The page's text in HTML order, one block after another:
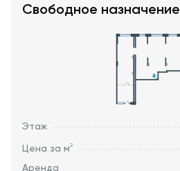
Свободное назначение
Этаж
Цена за м2
Аренда